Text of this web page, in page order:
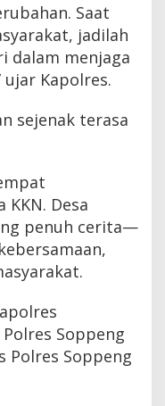
Saat
jadilah
dalam menjaga
Kapolres.
sejenak terasa
Desa
penuh cerita—
Soppeng
Polres Soppeng